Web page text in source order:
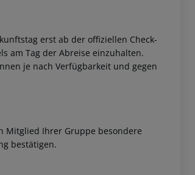
erst ab der offiziellen Check-
am Tag der Abreise einzuhalten.
je nach Verfügbarkeit und gegen
Mitglied Ihrer Gruppe besondere
bestätigen.